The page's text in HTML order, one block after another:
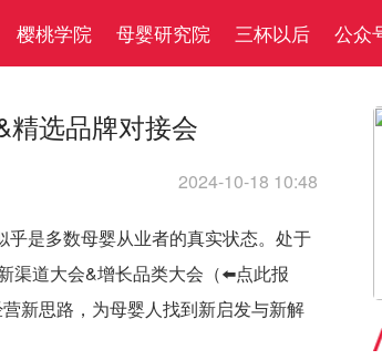
樱桃学院 母婴研究院 三杯以后 公众
精选品牌对接会
2024-10-18 10:48
是多数母婴从业者的真实状态。处于
渠道大会&增长品类大会（⬅️点此报
新思路，为母婴人找到新启发与新解